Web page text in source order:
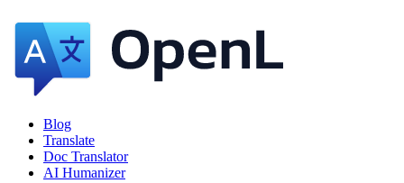
Blog
Translate
Doc Translator
AI Humanizer